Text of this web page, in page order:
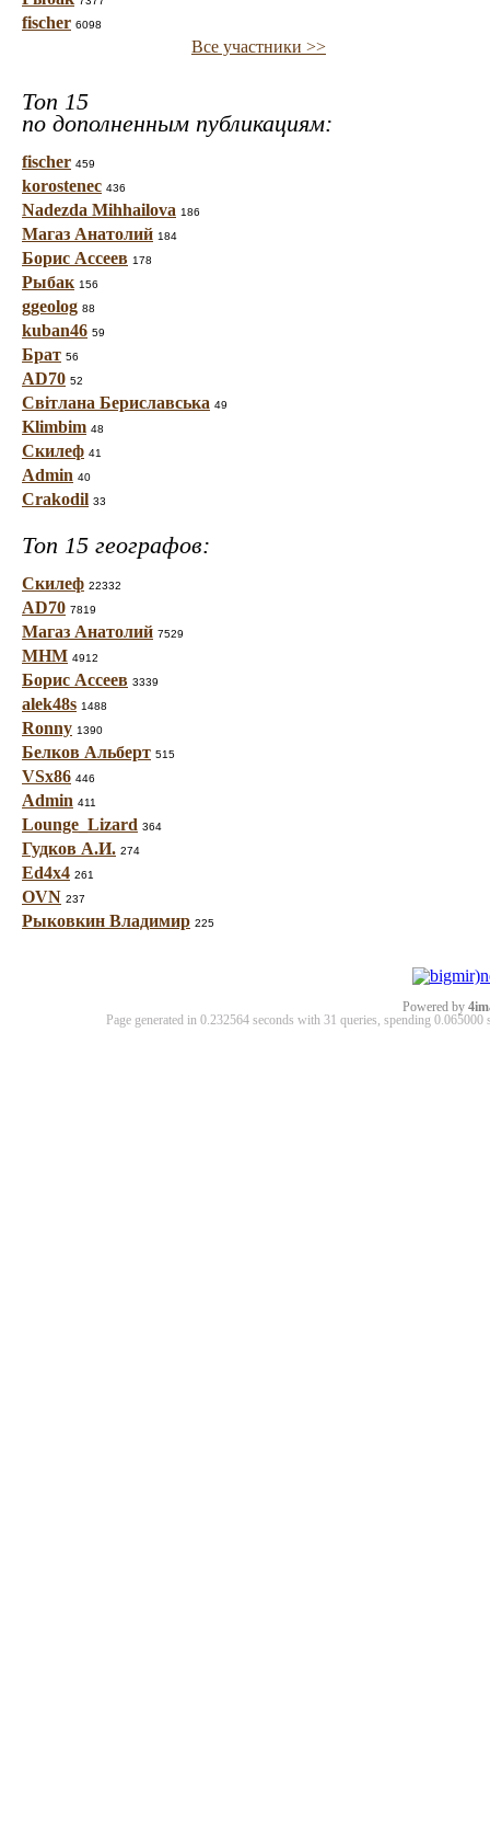
fischer 6098
Все участники >>
Топ 15
по дополненным публикациям:
fischer 459
korostenec 436
Nadezda Mihhailova 186
Магаз Анатолий 184
Борис Ассеев 178
Рыбак 156
ggeolog 88
kuban46 59
Брат 56
AD70 52
Світлана Бериславська 49
Klimbim 48
Скилеф 41
Admin 40
Crakodil 33
Топ 15 географов:
Скилеф 22332
AD70 7819
Магаз Анатолий 7529
МНМ 4912
Борис Ассеев 3339
alek48s 1488
Ronny 1390
Белков Альберт 515
VSx86 446
Admin 411
Lounge_Lizard 364
Гудков А.И. 274
Ed4x4 261
OVN 237
Рыковкин Владимир 225
Powered by
Page generated in 0.232564 seconds with 31 queries, spending